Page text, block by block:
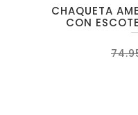
CHAQUETA
CON